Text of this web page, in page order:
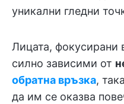
уникални гледни
Лицата, фокусирани
силно зависими от
обратна връзка,
да им се оказва